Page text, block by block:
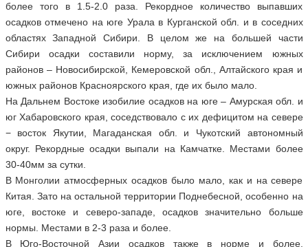
более того в 1.5-2.0 раза. Рекордное количество выпавших
осадков отмечено на юге Урала в Курганской обл. и в соседних
областях Западной Сибири. В целом же на большей части
Сибири осадки составили норму, за исключением южных
районов – Новосибирской, Кемеровской обл., Алтайского края и
южных районов Красноярского края, где их было мало.
На Дальнем Востоке изобилие осадков на юге – Амурская обл. и
юг Хабаровского края, соседствовало с их дефицитом на севере
− восток Якутии, Магаданская обл. и Чукотский автономный
округ. Рекордные осадки выпали на Камчатке. Местами более
30-40мм за сутки.
В Монголии атмосферных осадков было мало, как и на севере
Китая. Зато на остальной территории Поднебесной, особенно на
юге, востоке и северо-западе, осадков значительно больше
нормы. Местами в 2-3 раза и более.
В Юго-Восточной Азии осадков также в норме и более.